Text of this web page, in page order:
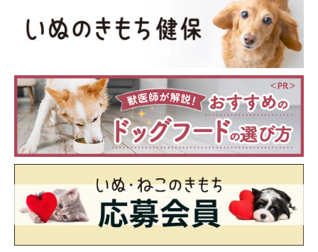
年齢のせいと自己判断しないこと
特に年を重ねた犬は、年のせいで寝ている時間が多いと思いがち
ですが、病気の場合もあります。このため、動物病院で定期的な
検診を受けて、外からでは見えにくい部分を診てもらうようにし
てください。
愛犬のおなかが膨れてきたかな？と感じたら、できるだけ早く獣
医師に相談しましょう。